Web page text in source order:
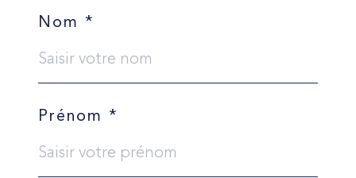
Nom *
Prénom *